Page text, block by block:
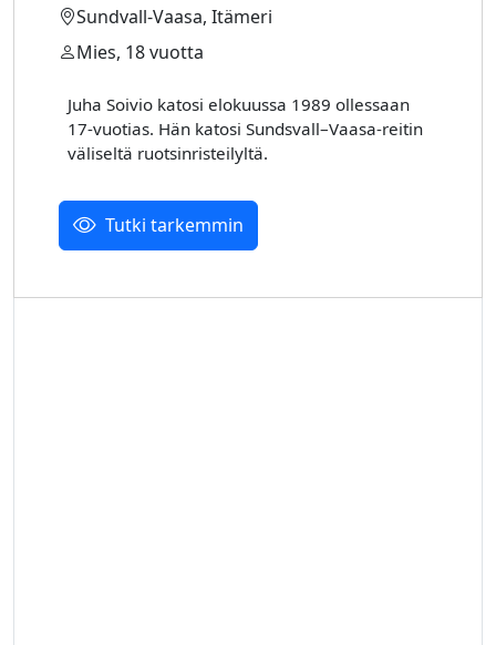
Sundvall-Vaasa, Itämeri
Mies, 18 vuotta
Juha Soivio katosi elokuussa 1989 ollessaan
17-vuotias. Hän katosi Sundsvall–Vaasa-reitin
väliseltä ruotsinristeilyltä.
Tutki tarkemmin